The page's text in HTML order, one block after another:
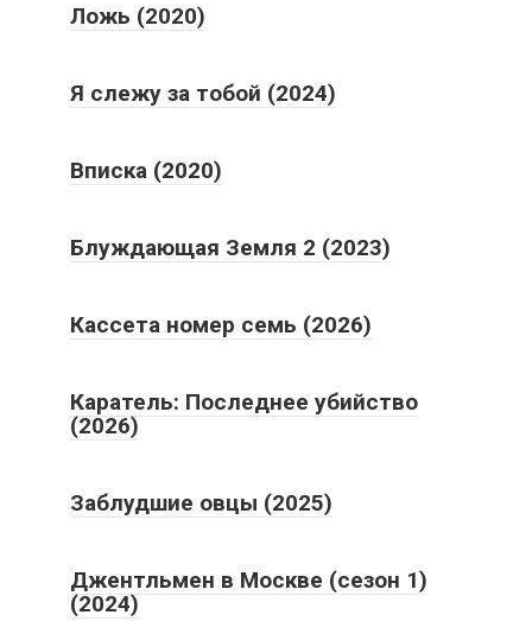
Ложь (2020)
Я слежу за тобой (2024)
Вписка (2020)
Блуждающая Земля 2 (2023)
Кассета номер семь (2026)
Каратель: Последнее убийство
(2026)
Заблудшие овцы (2025)
Джентльмен в Москве (сезон 1)
(2024)